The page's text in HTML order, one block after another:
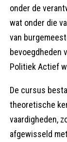
onder de
wat onder die
van
bevoegdheden
Politiek Actief
De cursus
theoretische
vaardigheden,
afgewisseld